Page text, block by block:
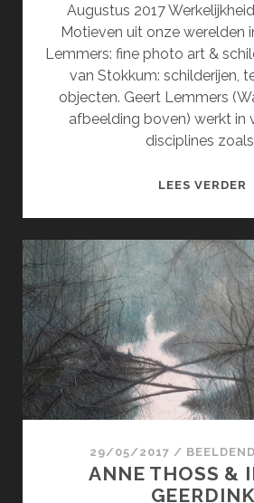
Augustus 2017
Motieven uit onze werelden
Lemmers: fine photo art &
van Stokkum: schilderijen,
objecten. Geert Lemmers
afbeelding boven) werkt in
disciplines
LEES VERDER
29/05/2017 /
ANNE THOSS &
GEERDINK